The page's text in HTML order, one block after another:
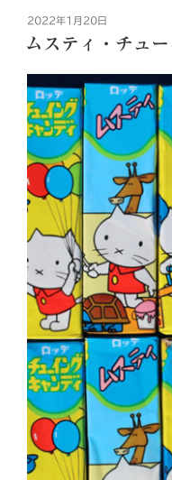
投
稿
日:
2022年1月20日
ムスティ・チュ